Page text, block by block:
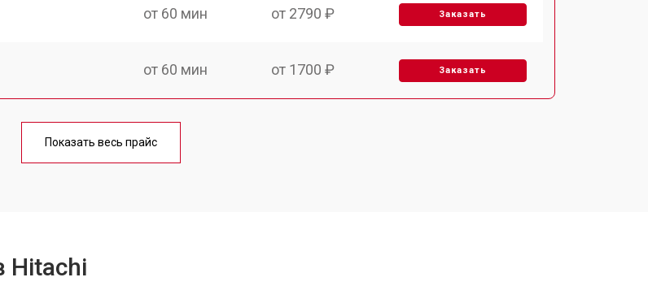
от 60 мин от 2790 ₽ Заказать
от 60 мин от 1700 ₽ Заказать
от 50 мин
Показать весь прайс
Hitachi